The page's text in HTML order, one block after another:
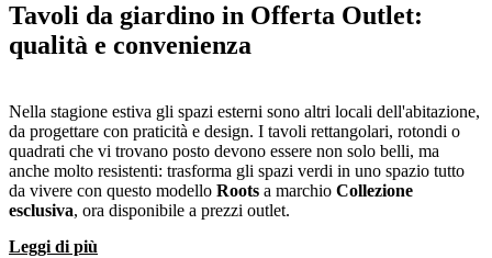
Tavoli da giardino in Offerta Outlet:
qualità e convenienza
Nella stagione estiva gli spazi esterni sono altri locali dell'abitazione,
da progettare con praticità e design. I tavoli rettangolari, rotondi o
quadrati che vi trovano posto devono essere non solo belli, ma
anche molto resistenti: trasforma gli spazi verdi in uno spazio tutto
da vivere con questo modello Roots a marchio Collezione
esclusiva, ora disponibile a prezzi outlet.
Leggi di più